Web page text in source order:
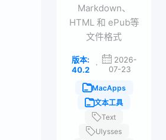
Markdown、
HTML 和 ePub等
文件格式
版本:
40.2
·
2026-
07-23
MacApps
文本工具
Text
Ulysses